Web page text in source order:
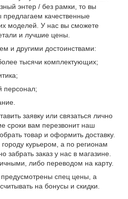
энтер / без рамки, то вы
качественные
моделей. У нас вы сможете
и лучшие цены.
и другими достоинствами:
тысячи комплектующих;
персонал;
заявку или связаться лично
сроки вам перезвонит наш
товар и оформить доставку.
курьером, а по регионам
забрать заказ у нас в магазине.
либо переводом на карту.
спец цены, а
на бонусы и скидки.